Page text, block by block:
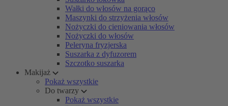
Wałki do włosów na gorąco
Maszynki do strzyżenia włosów
Nożyczki do cieniowania włosów
Nożyczki do włosów
Peleryna fryzjerska
Suszarka z dyfuzorem
Szczotko suszarka
Makijaż
Pokaż wszystkie
Do twarzy
Pokaż wszystkie